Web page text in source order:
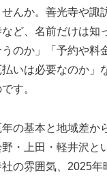
んか。善光寺や諏
ど、名前だけは知
のか」「予約や料
いは必要なのか」
す。
の基本と地域差か
・上田・軽井沢と
の雰囲気、2025年